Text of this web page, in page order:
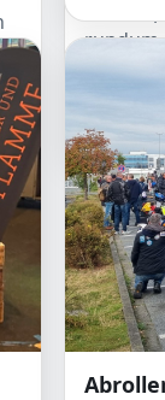
rundum
Soltau.
bleiben